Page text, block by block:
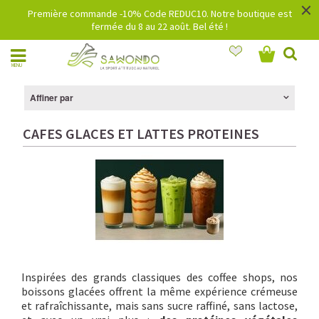
Première commande -10% Code REDUC10. Notre boutique est
fermée du 8 au 22 août. Bel été !
×
MENU
Affiner par
CAFES GLACES ET LATTES PROTEINES
Inspirées des grands classiques des coffee shops, nos
boissons glacées offrent la même expérience crémeuse
et rafraîchissante, mais sans sucre raffiné, sans lactose,